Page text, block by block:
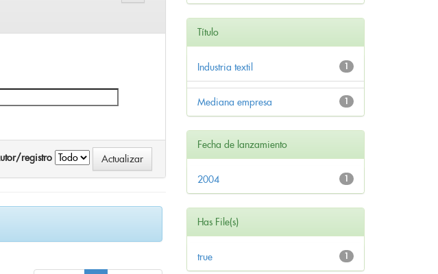
registro
Título
1
Industria textil
1
Mediana empresa
Fecha de lanzamiento
1
2004
Has File(s)
1
true